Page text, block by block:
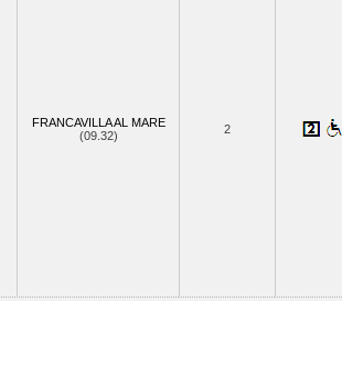
FRANCAVILLA AL MARE
(09.32)
2